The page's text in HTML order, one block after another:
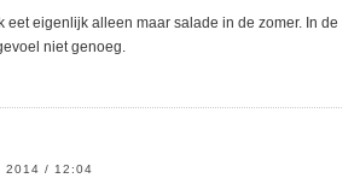
eet eigenlijk alleen maar salade in de zomer. In de
niet genoeg.
2014 / 12:04